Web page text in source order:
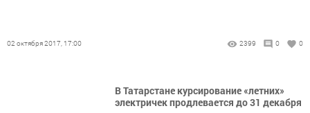
02 октября 2017, 17:00 2399 0 0
В Татарстане курсирование «летних»
электричек продлевается до 31 декабря